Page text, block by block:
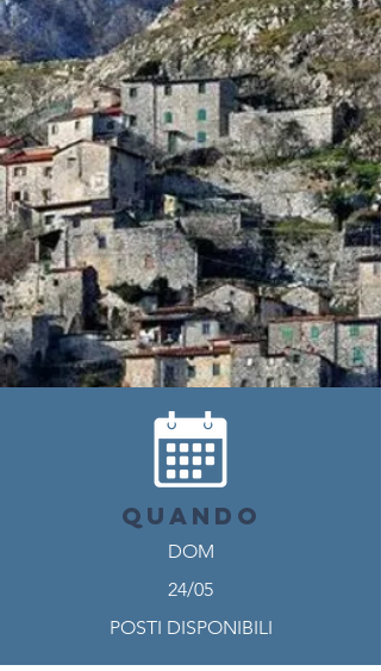
QUANDO
DOM
24/05
POSTI DISPONIBILI